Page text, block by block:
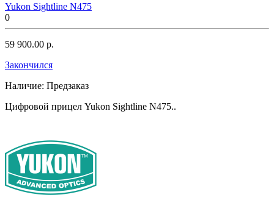
Yukon Sightline N475
0
59 900.00 р.
Закончился
Наличие: Предзаказ
Цифровой прицел Yukon Sightline N475..